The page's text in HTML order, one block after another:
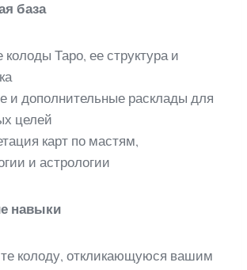
база
колоды Таро, ее структура и
и дополнительные расклады для
целей
карт по мастям,
и астрологии
навыки
колоду, откликающуюся вашим